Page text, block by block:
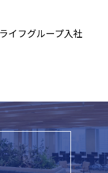
フグループ入社